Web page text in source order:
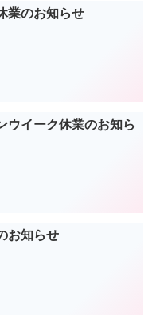
業のお知らせ
ウイーク休業のお知ら
お知らせ